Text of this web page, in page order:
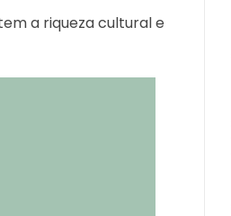
a riqueza cultural e